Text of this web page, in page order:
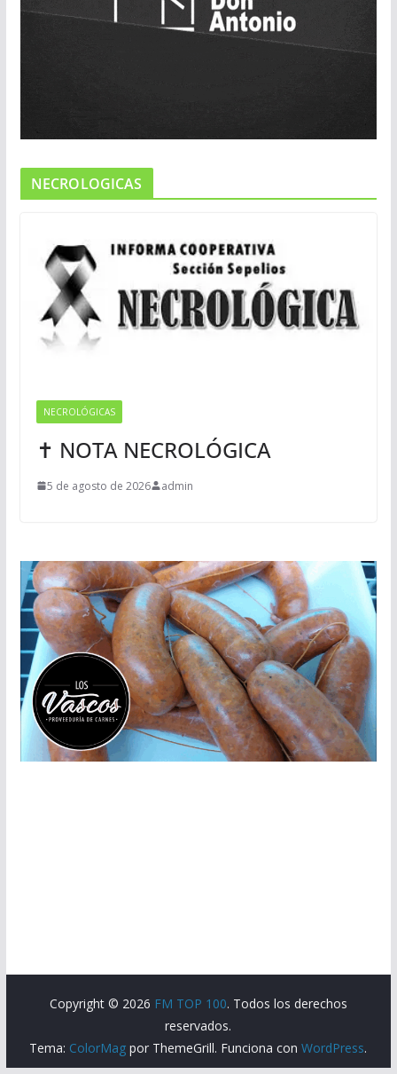
NECROLOGICAS
NECROLÓGICAS
✝ NOTA NECROLÓGICA
5 de agosto de 2026 admin
Copyright © 2026 FM TOP 100. Todos los derechos
reservados.
Tema: ColorMag por ThemeGrill. Funciona conWordPress.